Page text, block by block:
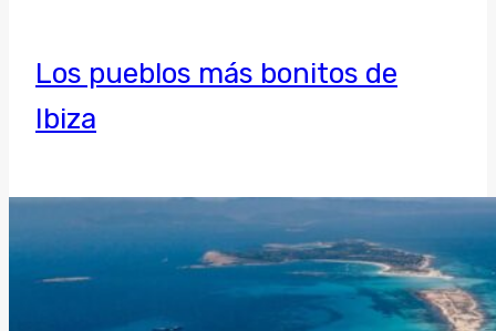
Los pueblos más bonitos de
Ibiza